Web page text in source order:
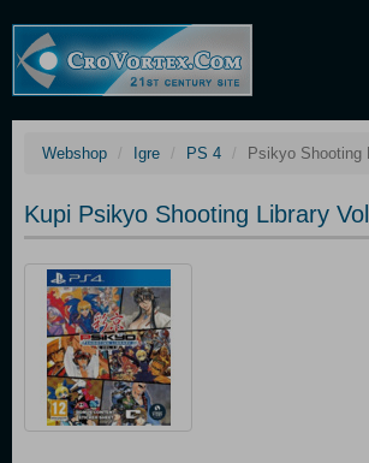
Webshop Igre PS 4 Psikyo Shooting
Kupi Psikyo Shooting Library